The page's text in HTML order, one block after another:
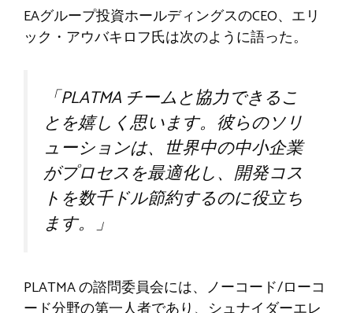
EAグループ投資ホールディングスのCEO、エリ
ック・アウバキロフ氏は次のように語った。
「PLATMA チームと協力できるこ
とを嬉しく思います。彼らのソリ
ューションは、世界中の中小企業
がプロセスを最適化し、開発コス
トを数千ドル節約するのに役立ち
ます。」
PLATMA の諮問委員会には、ノーコード/ローコ